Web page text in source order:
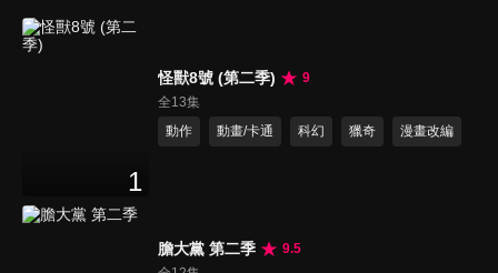
1
怪獸8號 (第二季)
9
全13集
動作
動畫/卡通 科幻 獵奇 漫畫改編
膽大黨 第二季
9.5